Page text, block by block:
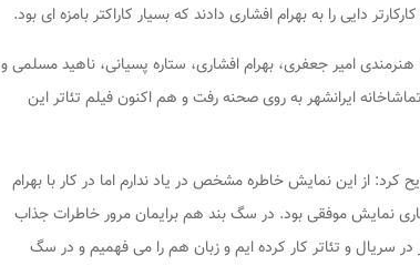
دایی را به بهرام افشاری دادند که بسیار کاراکتر بامزه ای بود.
هنرمندی امیر جعفری، بهرام افشاری، ستاره پسیانی، ناهید مسلمی و
کرمانی تماشاخانه ایرانشهر به روی صحنه رفت و هم اکنون فیلم تئاتر این
کرد: از این نمایش خاطره مشخص در یاد ندارم اما در کار با بهرام
نمایش موفقی بود. در سگ بند هم برایمان مرور خاطرات جذاب
سریال و تئاتر کار کرده ایم و زبان هم را می فهمیم و در سگ